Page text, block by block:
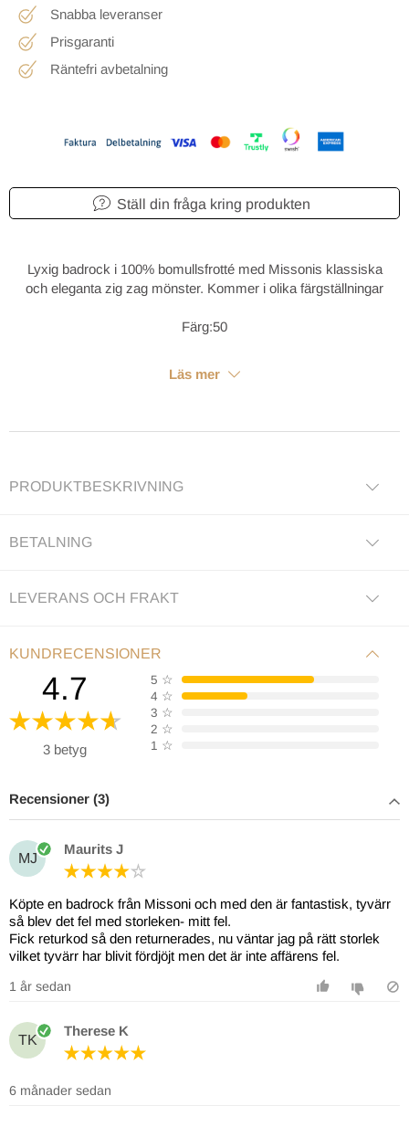
Snabba leveranser
Prisgaranti
Räntefri avbetalning
Ställ din fråga kring produkten
Lyxig badrock i 100% bomullsfrotté med Missonis klassiska
och eleganta zig zag mönster. Kommer i olika färgställningar
Färg:50
Läs mer
PRODUKTBESKRIVNING
BETALNING
LEVERANS OCH FRAKT
KUNDRECENSIONER
4.7
3 betyg
5 ☆
4 ☆
3 ☆
2 ☆
1 ☆
Recensioner (3)
MJ
Maurits J
Köpte en badrock från Missoni och med den är fantastisk, tyvärr
så blev det fel med storleken- mitt fel.
Fick returkod så den returnerades, nu väntar jag på rätt storlek
vilket tyvärr har blivit fördjöjt men det är inte affärens fel.
1 år sedan
TK
Therese K
6 månader sedan